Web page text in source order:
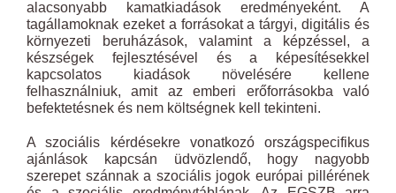
alacsonyabb kamatkiadások eredményeként. A
tagállamoknak ezeket a forrásokat a tárgyi, digitális és
környezeti beruházások, valamint a képzéssel, a
készségek fejlesztésével és a képesítésekkel
kapcsolatos kiadások növelésére kellene
felhasználniuk, amit az emberi erőforrásokba való
befektetésnek és nem költségnek kell tekinteni.
A szociális kérdésekre vonatkozó országspecifikus
ajánlások kapcsán üdvözlendő, hogy nagyobb
szerepet szánnak a szociális jogok európai pillérének